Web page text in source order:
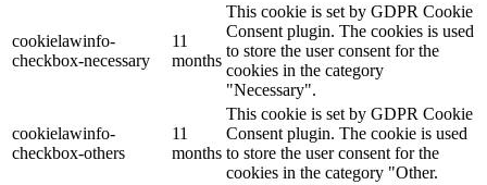
cookielawinfo-
checkbox-necessary
11
months
This cookie is set by GDPR Cookie
Consent plugin. The cookies is used
to store the user consent for the
cookies in the category
"Necessary".
cookielawinfo-
checkbox-others
11
months
This cookie is set by GDPR Cookie
Consent plugin. The cookie is used
to store the user consent for the
cookies in the category "Other.